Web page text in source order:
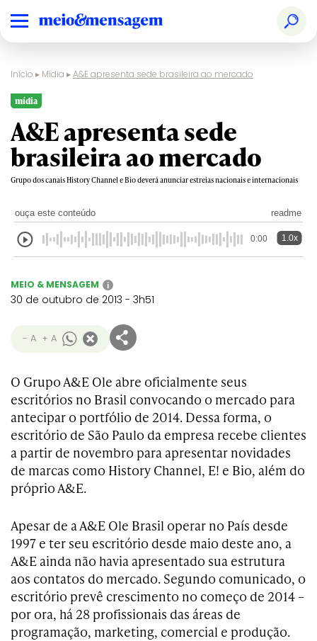
Início ▸ Mídia ▸A&E apresenta sede brasileira ao mercado
mídia
A&E apresenta sede
brasileira ao mercado
Grupo dos canais History Channel e Bio deverá anunciar estreias nacionais e internacionais
ouça este conteúdo readme
0:00 1.0x
MEIO & MENSAGEM i
30 de outubro de 2013 - 3h51
- A + A
O Grupo A&E Ole abre oficialmente seus
escritórios no Brasil convocando o mercado para
antecipar o portfólio de 2014. Dessa forma, o
escritório de São Paulo da empresa recebe clientes
a partir de novembro para apresentar novidades
de marcas como History Channel, E! e Bio, além do
próprio A&E.
Apesar de a A&E Ole Brasil operar no País desde
1997 e ter seu escritório desde maio deste ano, a
A&E ainda não havia apresentado sua estrutura
aos contatos do mercado. Segundo comunicado, o
escritório prevê crescimento no começo de 2014 –
por ora, há 28 profissionais das áreas de
programação, marketing, comercial e produção.